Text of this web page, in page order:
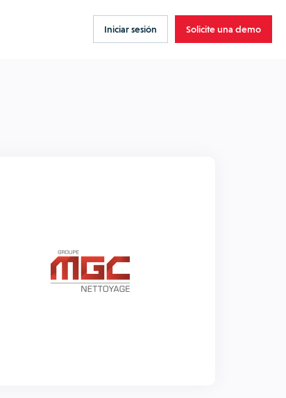
Iniciar sesión Solicite una demo